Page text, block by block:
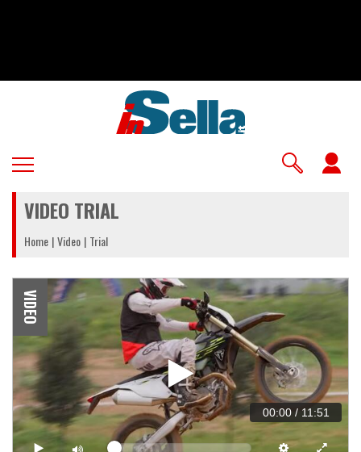
VIDEO TRIAL
Home Video Trial
00:00 / 11:51
VIDEO